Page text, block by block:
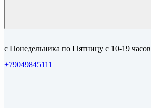
с Понедельника по Пятницу с 10-19 часов
+79049845111